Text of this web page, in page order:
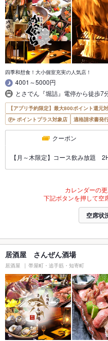
四季和想食！大小個室充実の人気店！
4001～5000円
とさでん『堀詰』電停から徒歩7
【アプリ予約限定】最大800ポイント還元
ポイントプラス対象店
適格請求書発
クーポン
【月～木限定】コース飲み放題
カレンダーの
下記ボタンを押して空
空席状
居酒屋 さんぜん酒場
居酒屋 帯屋町・追手筋・知寄町